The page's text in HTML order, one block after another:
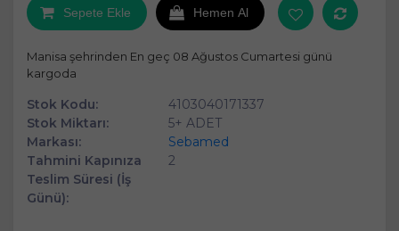
Sepete Ekle Hemen Al
Manisa şehrinden En geç 08 Ağustos Cumartesi günü
kargoda
Stok Kodu:
4103040171337
Stok Miktarı:
5+ ADET
Markası:
Sebamed
Tahmini Kapınıza
Teslim Süresi (İş
Günü):
2